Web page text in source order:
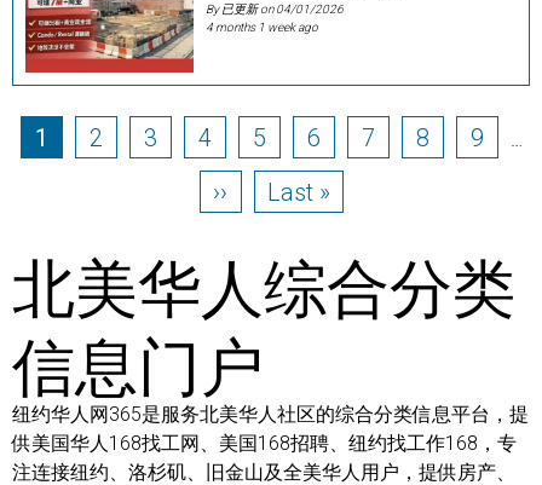
By 已更新 on04/01/2026
4 months 1 week ago
Pagination
Page
1 Page
2 Page
3 Page
4 Page
5 Page
6 Page
7 Page
8 Page
9
Next page
›› Last page
Last »
北美华人综合分类
信息门户
纽约华人网365是服务北美华人社区的综合分类信息平台，提
供美国华人168找工网、美国168招聘、纽约找工作168，专
注连接纽约、洛杉矶、旧金山及全美华人用户，提供房产、